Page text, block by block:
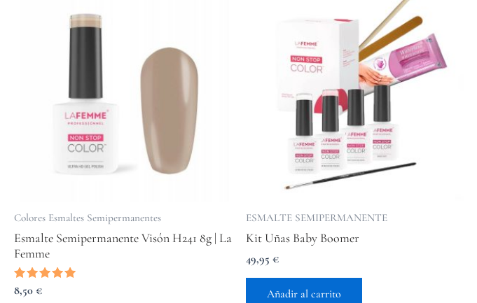
Colores Esmaltes Semipermanentes
Esmalte Semipermanente Visón H241 8g | La
Femme
Valorado
con
8,50 €
ESMALTE SEMIPERMANENTE
Kit Uñas Baby Boomer
49,95 €
Añadir al carrito